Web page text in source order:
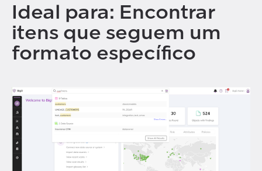
Ideal para: Encontrar
itens que seguem um
formato específico